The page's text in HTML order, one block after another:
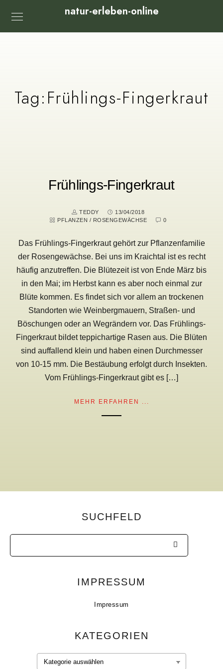
natur-erleben-online
Tag:Frühlings-Fingerkraut
Frühlings-Fingerkraut
TEDDY
13/04/2018
PFLANZEN / ROSENGEWÄCHSE 0
Das Frühlings-Fingerkraut gehört zur Pflanzenfamilie
der Rosengewächse. Bei uns im Kraichtal ist es recht
häufig anzutreffen. Die Blütezeit ist von Ende März bis
in den Mai; im Herbst kann es aber noch einmal zur
Blüte kommen. Es findet sich vor allem an trockenen
Standorten wie Weinbergmauern, Straßen- und
Böschungen oder an Wegrändern vor. Das Frühlings-
Fingerkraut bildet teppichartige Rasen aus. Die Blüten
sind auffallend klein und haben einen Durchmesser
von 10-15 mm. Die Bestäubung erfolgt durch Insekten.
Vom Frühlings-Fingerkraut gibt es […]
MEHR ERFAHREN ...
SUCHFELD
IMPRESSUM
Impressum
KATEGORIEN
Kategorien